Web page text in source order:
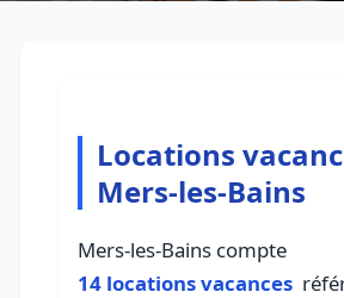
Locations
Mers-les-Bains
Mers-les-Bains compte
14 locations vacances